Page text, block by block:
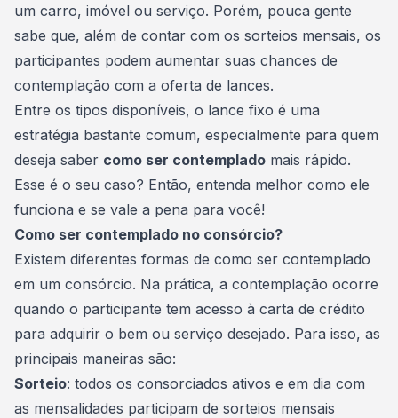
um carro, imóvel ou serviço. Porém, pouca gente
sabe que, além de contar com os sorteios mensais, os
participantes podem aumentar suas chances de
contemplação com a oferta de lances.
Entre os tipos disponíveis, o lance fixo é uma
estratégia bastante comum, especialmente para quem
deseja saber como ser contemplado mais rápido.
Esse é o seu caso? Então, entenda melhor como ele
funciona e se vale a pena para você!
Como ser contemplado no consórcio?
Existem diferentes formas de como ser contemplado
em um consórcio. Na prática, a contemplação ocorre
quando o participante tem acesso à carta de crédito
para adquirir o bem ou serviço desejado. Para isso, as
principais maneiras são:
Sorteio: todos os consorciados ativos e em dia com
as mensalidades participam de sorteios mensais